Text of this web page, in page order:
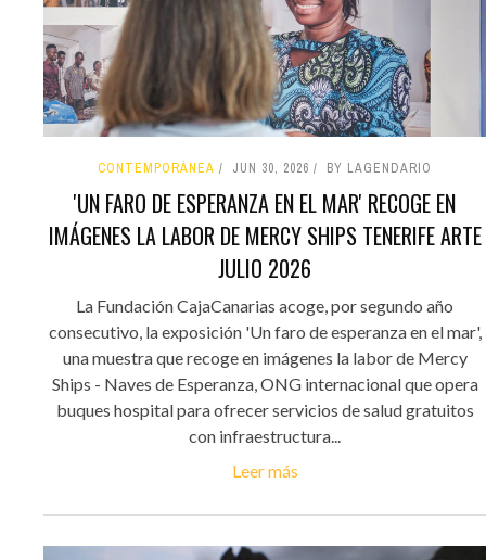
CONTEMPORÁNEA JUN 30, 2026 BY LAGENDARIO
'UN FARO DE ESPERANZA EN EL MAR' RECOGE EN
IMÁGENES LA LABOR DE MERCY SHIPS TENERIFE ARTE
JULIO 2026
La Fundación CajaCanarias acoge, por segundo año
consecutivo, la exposición 'Un faro de esperanza en el mar',
una muestra que recoge en imágenes la labor de Mercy
Ships - Naves de Esperanza, ONG internacional que opera
buques hospital para ofrecer servicios de salud gratuitos
con infraestructura...
Leer más